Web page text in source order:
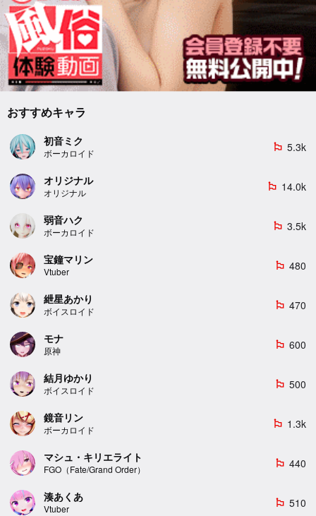
おすすめキャラ
初音ミク
ボーカロイド
emoji_flags 5.3k
オリジナル
オリジナル
emoji_flags 14.0k
弱音ハク
ボーカロイド
emoji_flags 3.5k
宝鐘マリン
Vtuber
emoji_flags 480
紲星あかり
ボイスロイド
emoji_flags 470
モナ
原神
emoji_flags 600
結月ゆかり
ボイスロイド
emoji_flags 500
鏡音リン
ボーカロイド
emoji_flags 1.3k
マシュ・キリエライト
FGO（Fate/Grand Order）
emoji_flags 440
湊あくあ
Vtuber
emoji_flags 510